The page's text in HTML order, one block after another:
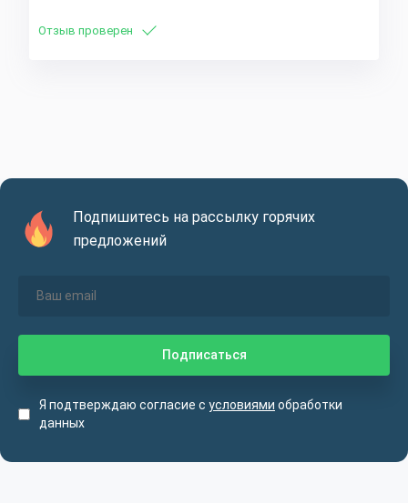
Отзыв проверен
Подпишитесь на рассылку горячих
предложений
Я подтверждаю согласие с условиями обработки
данных